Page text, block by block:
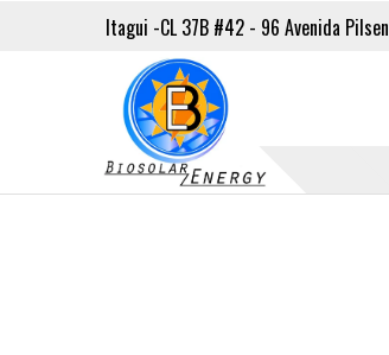
Itagui -CL 37B #42 - 96 Avenida Pilsen